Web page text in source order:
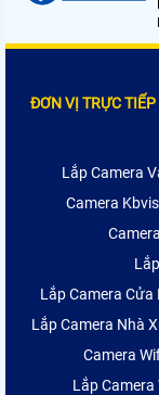
ĐƠN VỊ TRỰC
Lắp Camera
Camera
Lắp Camera
Lắp Camera Nhà
Camera
Lắp Camera